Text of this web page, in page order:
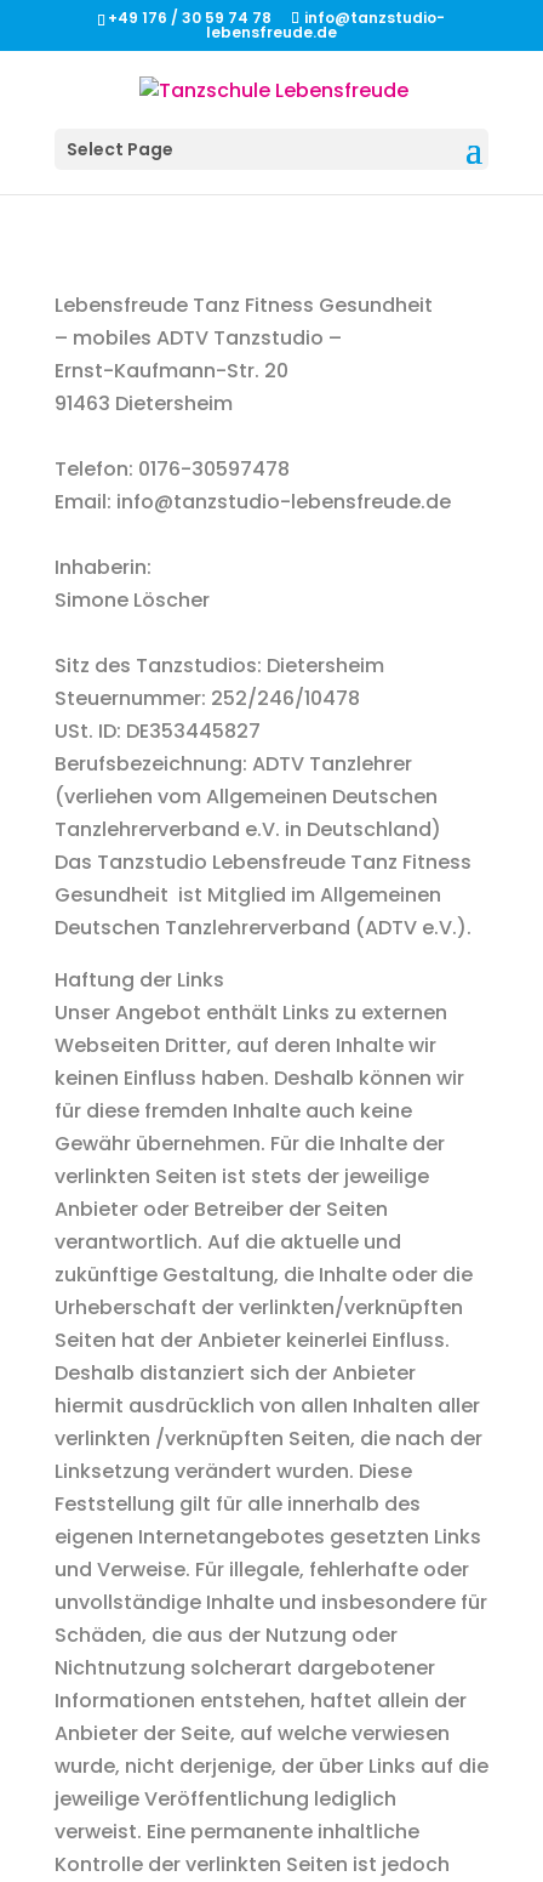
+49 176 / 30 59 74 78 info@tanzstudio-
lebensfreude.de
Select Page
Lebensfreude Tanz Fitness Gesundheit
– mobiles ADTV Tanzstudio –
Ernst-Kaufmann-Str. 20
91463 Dietersheim
Telefon: 0176-30597478
Email: info@tanzstudio-lebensfreude.de
Inhaberin:
Simone Löscher
Sitz des Tanzstudios: Dietersheim
Steuernummer: 252/246/10478
USt. ID: DE353445827
Berufsbezeichnung: ADTV Tanzlehrer
(verliehen vom Allgemeinen Deutschen
Tanzlehrerverband e.V. in Deutschland)
Das Tanzstudio Lebensfreude Tanz Fitness
Gesundheit ist Mitglied im Allgemeinen
Deutschen Tanzlehrerverband (ADTV e.V.).
Haftung der Links
Unser Angebot enthält Links zu externen
Webseiten Dritter, auf deren Inhalte wir
keinen Einfluss haben. Deshalb können wir
für diese fremden Inhalte auch keine
Gewähr übernehmen. Für die Inhalte der
verlinkten Seiten ist stets der jeweilige
Anbieter oder Betreiber der Seiten
verantwortlich. Auf die aktuelle und
zukünftige Gestaltung, die Inhalte oder die
Urheberschaft der verlinkten/verknüpften
Seiten hat der Anbieter keinerlei Einfluss.
Deshalb distanziert sich der Anbieter
hiermit ausdrücklich von allen Inhalten aller
verlinkten /verknüpften Seiten, die nach der
Linksetzung verändert wurden. Diese
Feststellung gilt für alle innerhalb des
eigenen Internetangebotes gesetzten Links
und Verweise. Für illegale, fehlerhafte oder
unvollständige Inhalte und insbesondere für
Schäden, die aus der Nutzung oder
Nichtnutzung solcherart dargebotener
Informationen entstehen, haftet allein der
Anbieter der Seite, auf welche verwiesen
wurde, nicht derjenige, der über Links auf die
jeweilige Veröffentlichung lediglich
verweist. Eine permanente inhaltliche
Kontrolle der verlinkten Seiten ist jedoch